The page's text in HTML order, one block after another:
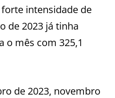
intensidade de
de 2023 já tinha
o mês com 325,1
de 2023, novembro